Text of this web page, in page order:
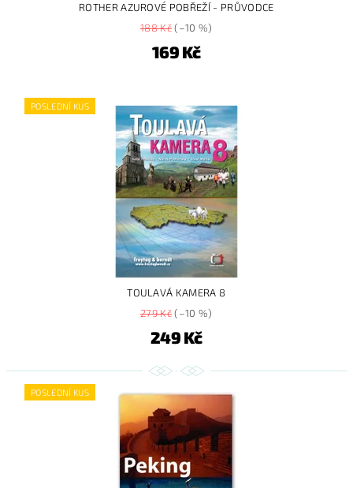
ROTHER AZUROVÉ POBŘEŽÍ - PRŮVODCE
188 Kč(–10 %)
169 Kč
POSLEDNÍ KUS
TOULAVÁ KAMERA 8
279 Kč(–10 %)
249 Kč
POSLEDNÍ KUS